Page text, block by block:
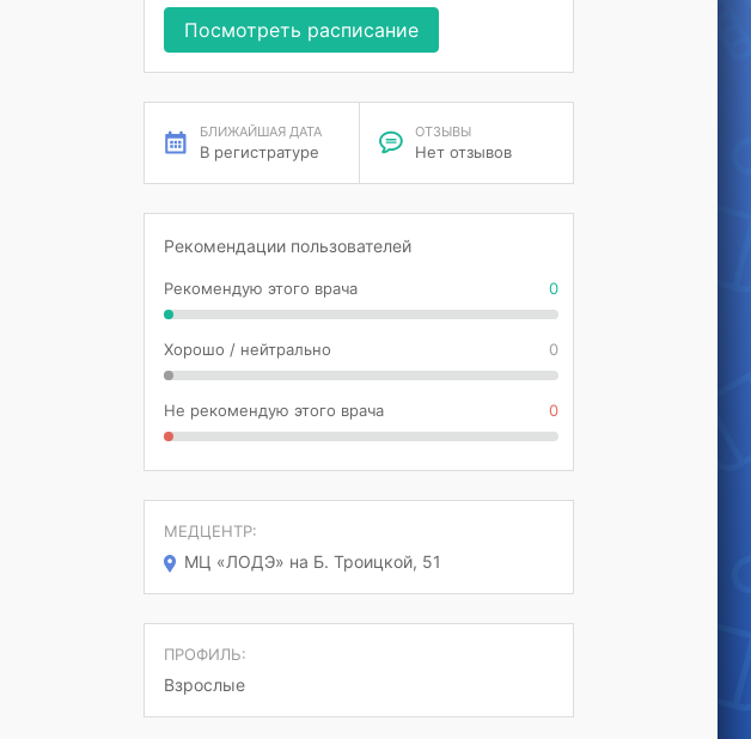
Посмотреть расписание
БЛИЖАЙШАЯ ДАТА
В регистратуре
ОТЗЫВЫ
Нет отзывов
Рекомендации пользователей
Рекомендую этого врача 0
Хорошо / нейтрально 0
Не рекомендую этого врача 0
МЕДЦЕНТР:
МЦ «ЛОДЭ» на Б. Троицкой, 51
ПРОФИЛЬ:
Взрослые